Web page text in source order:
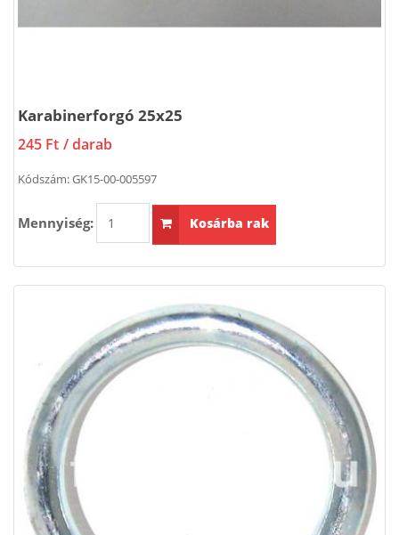
Karabinerforgó 25x25
245 Ft / darab
Kódszám:GK15-00-005597
Mennyiség: Kosárba rak